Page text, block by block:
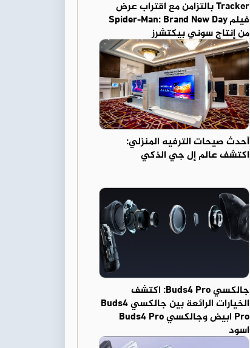
Tracker بالتزامن مع اقتراب عرض
فيلم Spider-Man: Brand New Day
من إنتاج سوني بيكتشرز
أحدث صيحات الترفيه المنزلي:
اكتشف عالم إل جي الذكي
جالكسي Buds4 Pro: اكتشف
الخيارات الرائعة بين جالكسي Buds4
Pro ابيض وجالكسي Buds4 Pro
اسود